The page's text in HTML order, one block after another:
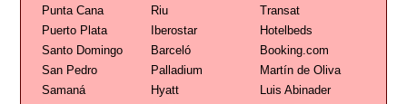
Punta Cana Riu
Transat
Puerto Plata
Iberostar
Hotelbeds
Santo Domingo
Barceló
Booking.com
San Pedro
Palladium
Martín de Oliva
Samaná
Hyatt
Luis Abinader